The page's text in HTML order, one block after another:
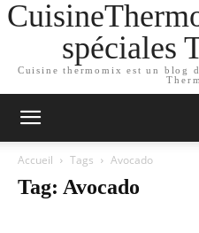
spéciales
Cuisine thermomix est un blog
Accueil Tags Avocado
Tag: Avocado